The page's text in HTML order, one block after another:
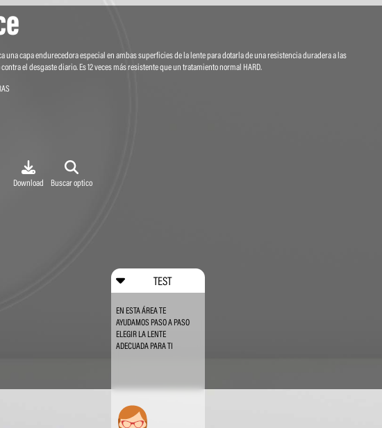
TEST
EN ESTA ÁREA TE
AYUDAMOS PASO A PASO
ELEGIR LA LENTE
ADECUADA PARA TI
una capa endurecedora especial en ambas superficies de la lente para dotarla de una resistencia duradera a las
el desgaste diario. Es 12 veces más resistente que un tratamiento normal HARD.
Download Buscar optico